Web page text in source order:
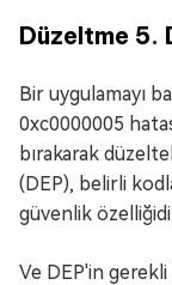
Düzeltme 5.
Bir uygulamayı
0xc0000005
bırakarak
(DEP), belirli
güvenlik
Ve DEP'in gerekli